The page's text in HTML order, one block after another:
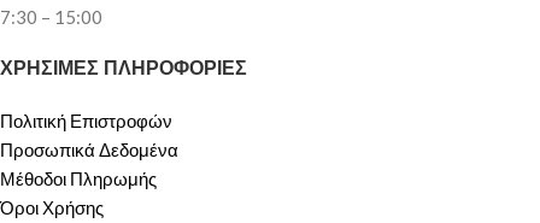
7:30 – 15:00
ΧΡΗΣΙΜΕΣ ΠΛΗΡΟΦΟΡΙΕΣ
Πολιτική Επιστροφών
Προσωπικά Δεδομένα
Μέθοδοι Πληρωμής
Όροι Χρήσης